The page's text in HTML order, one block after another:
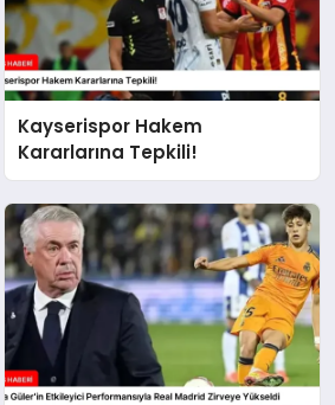
Kayserispor Hakem
Kararlarına Tepkili!